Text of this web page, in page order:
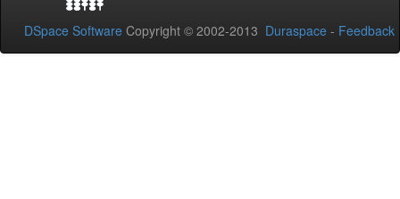
DSpace Software Copyright © 2002-2013 Duraspace - Feedback